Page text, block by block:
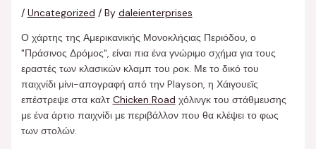
/ Uncategorized / By daleienterprises
Ο χάρτης της Αμερικανικής Μονοκλήςιας Περιόδου, ο
"Πράσινος Δρόμος", είναι πια ένα γνώριμο σχήμα για τους
εραστές των κλασικών κλαμπ του ροκ. Με το δικό του
παιχνίδι μίνι-απογραφή από την Playson, η Χάιγουεϊς
επέστρεψε στα καλτ Chicken Road χόλινγκ του στάθμευσης
με ένα άρτιο παιχνίδι με περιβάλλον που θα κλέψει το φως
των στολών.